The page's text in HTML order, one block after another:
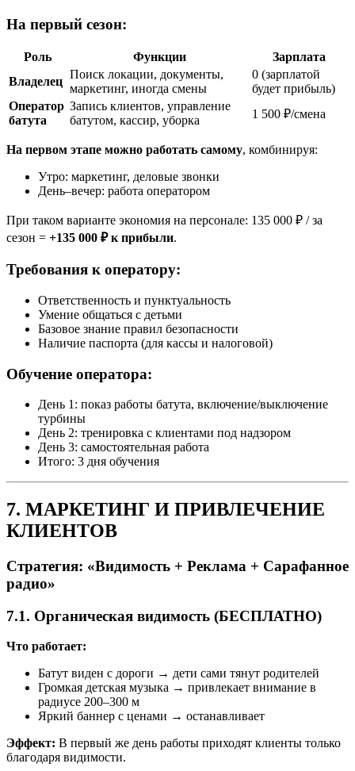
На первый сезон:
Роль Функции
Зарплата
Владелец
Поиск локации, документы,
маркетинг, иногда смены
0 (зарплатой
будет прибыль)
Оператор
батута
Запись клиентов, управление
батутом, кассир, уборка
1 500 ₽/смена
На первом этапе можно работать самому, комбинируя:
Утро: маркетинг, деловые звонки
День–вечер: работа оператором
При таком варианте экономия на персонале: 135 000 ₽ / за
сезон = +135 000 ₽ к прибыли.
Требования к оператору:
Ответственность и пунктуальность
Умение общаться с детьми
Базовое знание правил безопасности
Наличие паспорта (для кассы и налоговой)
Обучение оператора:
День 1: показ работы батута, включение/выключение
турбины
День 2: тренировка с клиентами под надзором
День 3: самостоятельная работа
Итого: 3 дня обучения
7. МАРКЕТИНГ И ПРИВЛЕЧЕНИЕ
КЛИЕНТОВ
Стратегия: «Видимость + Реклама + Сарафанное
радио»
7.1. Органическая видимость (БЕСПЛАТНО)
Что работает:
Батут виден с дороги → дети сами тянут родителей
Громкая детская музыка → привлекает внимание в
радиусе 200–300 м
Яркий баннер с ценами → останавливает
Эффект: В первый же день работы приходят клиенты только
благодаря видимости.